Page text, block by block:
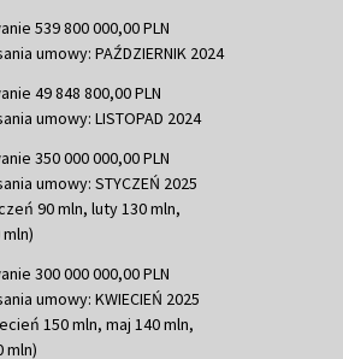
539 800 000,00 PLN
umowy: PAŹDZIERNIK 2024
49 848 800,00 PLN
umowy: LISTOPAD 2024
350 000 000,00 PLN
umowy: STYCZEŃ 2025
90 mln, luty 130 mln,
300 000 000,00 PLN
umowy: KWIECIEŃ 2025
150 mln, maj 140 mln,
mln)